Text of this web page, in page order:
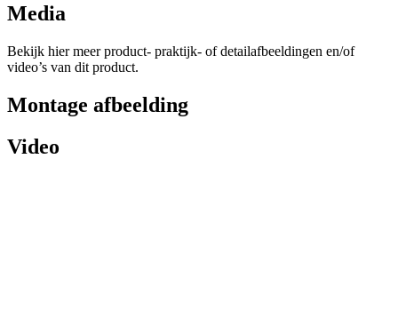
Media
Bekijk hier meer product- praktijk- of detailafbeeldingen en/of
video’s van dit product.
Montage afbeelding
Video